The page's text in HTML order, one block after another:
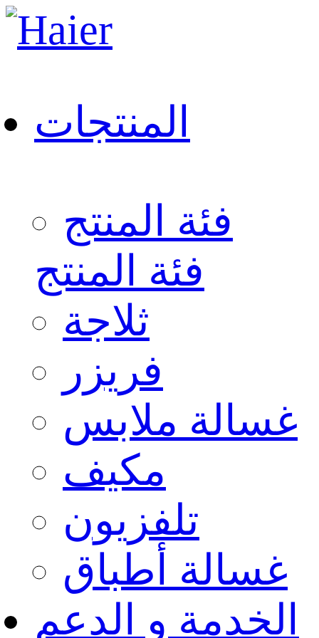
المنتجات
فئة المنتج
فئة المنتج
ثلاجة
فريزر
غسالة ملابس
مكيف
تلفزيون
غسالة أطباق
الخدمة و الدعم